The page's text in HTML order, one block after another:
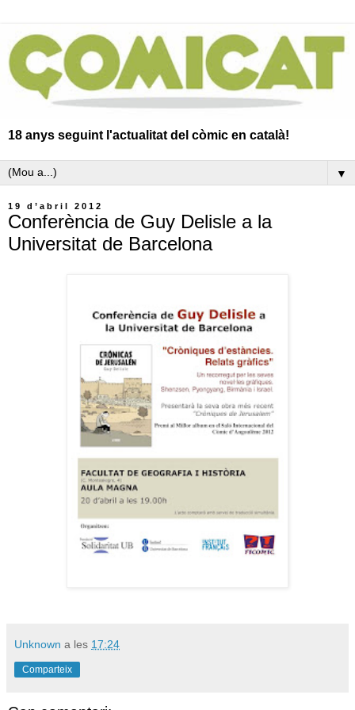
18 anys seguint l'actualitat del còmic en català!
▼
19 d’abril 2012
Conferència de Guy Delisle a la
Universitat de Barcelona
Unknown a les 17:24
Comparteix